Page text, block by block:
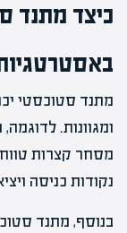
כיצד מתנד
מתנד סטוכסטי
ומגוונות.
מסחר קצרות
נקודות כניסה
בנוסף, מתנד